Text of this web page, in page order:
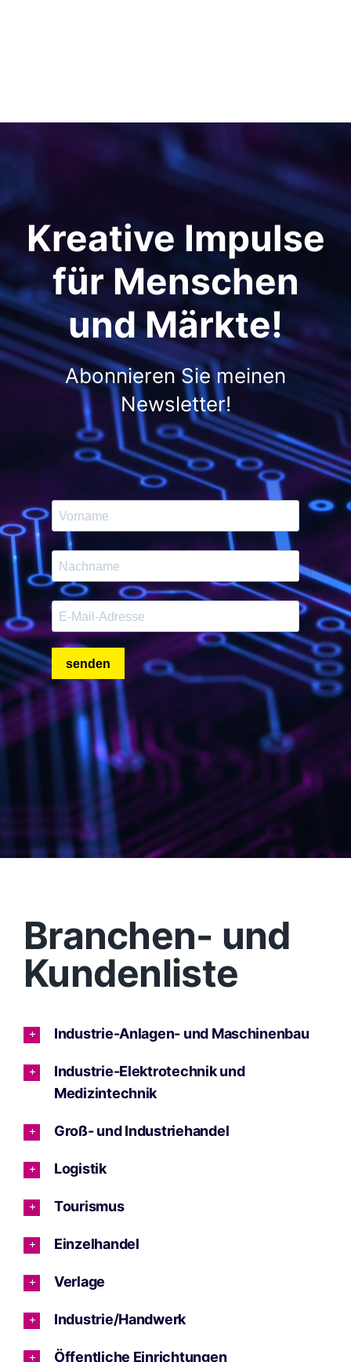
Kreative Impulse
für Menschen
und Märkte!
Abonnieren Sie meinen
Newsletter!
Branchen- und
Kundenliste
Industrie-Anlagen- und Maschinenbau
Industrie-Elektrotechnik und
Medizintechnik
Groß- und Industriehandel
Logistik
Tourismus
Einzelhandel
Verlage
Industrie/Handwerk
Öffentliche Einrichtungen